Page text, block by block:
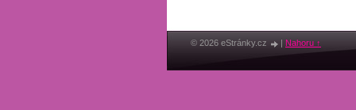
© 2026 eStránky.cz | Nahoru ↑